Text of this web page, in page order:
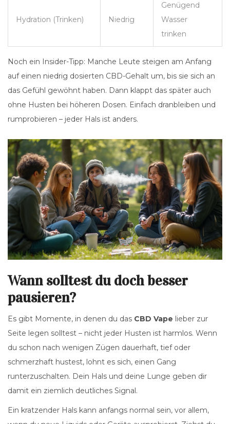
Hydration (Trinken) Niedrig
Genügend
Wasser
trinken
Noch ein Insider-Tipp: Manche Leute steigen am Anfang
auf einen niedrig dosierten CBD-Gehalt um, bis sie sich an
das Gefühl gewöhnt haben. Dann klappt das später auch
ohne Husten bei höheren Dosen. Einfach dranbleiben und
rumprobieren – jeder Hals ist anders.
Wann solltest du doch besser
pausieren?
Es gibt Momente, in denen du das CBD Vape lieber zur
Seite legen solltest – nicht jeder Husten ist harmlos. Wenn
du schon nach wenigen Zügen dauerhaft, tief oder
schmerzhaft hustest, lohnt es sich, einen Gang
runterzuschalten. Dein Hals und deine Lunge geben dir
damit ein ziemlich deutliches Signal.
Ein kratzender Hals kann anfangs normal sein, vor allem,